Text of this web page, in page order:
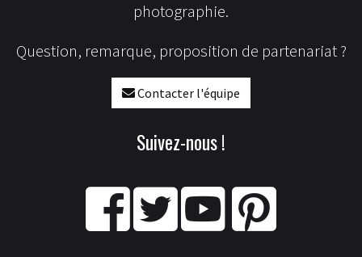
photographie.
Question, remarque, proposition de partenariat ?
Contacter l'équipe
Suivez-nous !